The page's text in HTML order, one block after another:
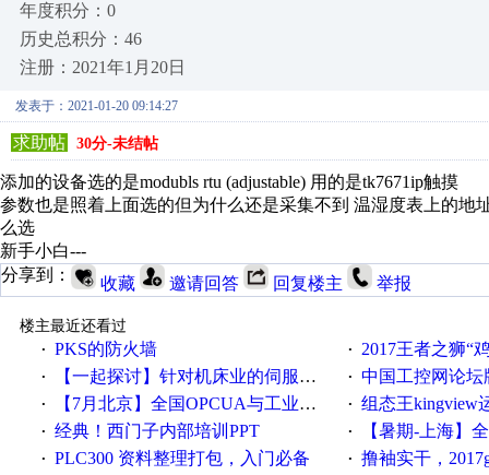
年度积分：0
历史总积分：46
注册：2021年1月20日
发表于：2021-01-20 09:14:27
求助帖 30分-未结帖
添加的设备选的是modubls rtu (adjustable) 用的是tk7671ip触摸
参数也是照着上面选的但为什么还是采集不到 温湿度表上的地
么选
新手小白---
分享到：
收藏 邀请回答 回复楼主 举报
楼主最近还看过
· PKS的防火墙 · 2017王者之狮“鸡”情签到
· 【一起探讨】针对机床业的伺服系统发展，您的期望是什么？ · 中国工控网论坛版
· 【7月北京】全国OPCUA与工业互联技术培训班通知！ · 组态王kingview
· 经典！西门子内部培训PPT · 【暑期-上海】全国工业
· PLC300 资料整理打包，入门必备 · 撸袖实干，2017gongkong®第